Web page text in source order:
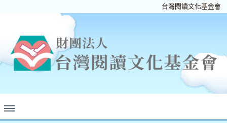
台灣閱讀文化基金會